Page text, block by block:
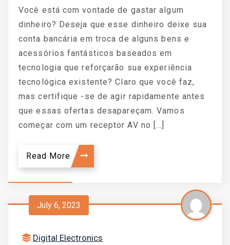
Você está com vontade de gastar algum
dinheiro? Deseja que esse dinheiro deixe sua
conta bancária em troca de alguns bens e
acessórios fantásticos baseados em
tecnologia que reforçarão sua experiência
tecnológica existente? Claro que você faz,
mas certifique -se de agir rapidamente antes
que essas ofertas desapareçam. Vamos
começar com um receptor AV no […]
Read More
July 6, 2023
Digital Electronics